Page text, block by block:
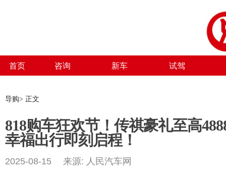
首页 咨询 新车 试驾
导购> 正文
818购车狂欢节！传祺豪礼至高
幸福出行即刻启程！
2025-08-15 来源: 人民汽车网